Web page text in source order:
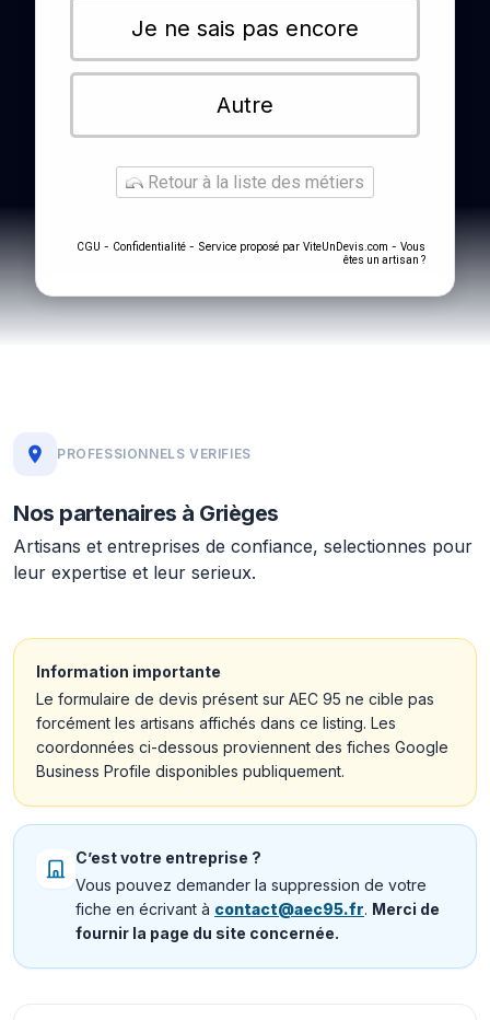
Je ne sais pas encore
Autre
Retour à la liste des métiers
CGU - Confidentialité - Service proposé par ViteUnDevis.com - Vous
êtes un artisan ?
PROFESSIONNELS VERIFIES
Nos partenaires à Grièges
Artisans et entreprises de confiance, selectionnes pour
leur expertise et leur serieux.
Information importante
Le formulaire de devis présent sur AEC 95 ne cible pas
forcément les artisans affichés dans ce listing. Les
coordonnées ci-dessous proviennent des fiches Google
Business Profile disponibles publiquement.
C’est votre entreprise ?
Vous pouvez demander la suppression de votre
fiche en écrivant à contact@aec95.fr. Merci de
fournir la page du site concernée.